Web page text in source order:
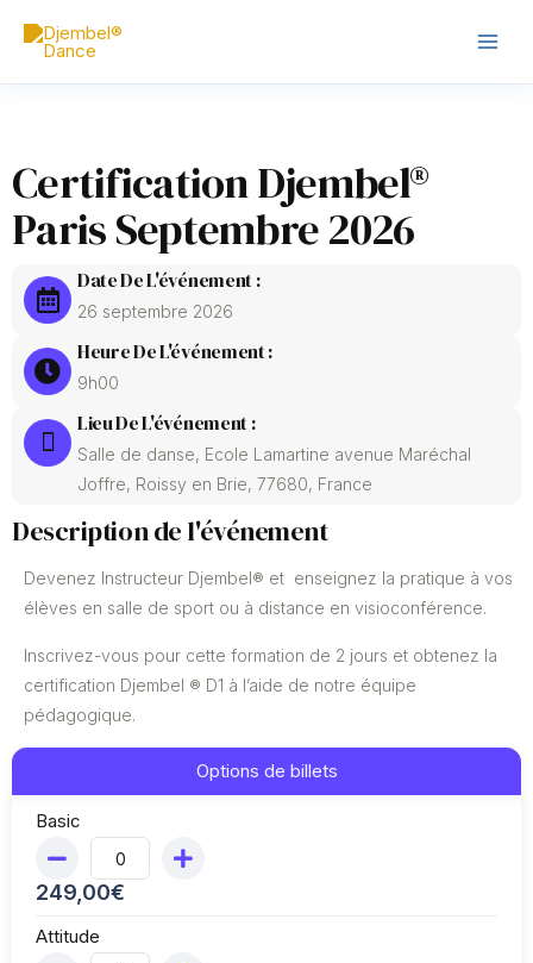
Certification Djembel®
Paris Septembre 2026
Date De L'événement :
26 septembre 2026
Heure De L'événement :
9h00
Lieu De L'événement :
Salle de danse, Ecole Lamartine avenue Maréchal
Joffre, Roissy en Brie, 77680, France
Description de l'événement
Devenez Instructeur Djembel® et enseignez la pratique à vos
élèves en salle de sport ou à distance en visioconférence.
Inscrivez-vous pour cette formation de 2 jours et obtenez la
certification Djembel ® D1 à l’aide de notre équipe
pédagogique.
Options de billets
Basic
249,00€
Attitude